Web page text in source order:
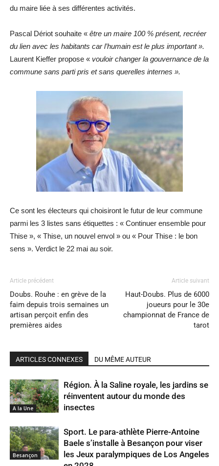
du maire liée à ses différentes activités.
Pascal Dériot souhaite « être un maire 100 % présent, recréer
du lien avec les habitants car l’humain est le plus important ».
Laurent Kieffer propose « vouloir changer la gouvernance de la
commune sans parti pris et sans querelles internes ».
Ce sont les électeurs qui choisiront le futur de leur commune
parmi les 3 listes sans étiquettes : « Continuer ensemble pour
Thise », « Thise, un nouvel envol » ou « Pour Thise : le bon
sens ». Verdict le 22 mai au soir.
Article précédent
Doubs. Rouhe : en grève de la
faim depuis trois semaines un
artisan perçoit enfin des
premières aides
Article suivant
Haut-Doubs. Plus de 6000
joueurs pour le 30e
championnat de France de
tarot
ARTICLES CONNEXES DU MÊME AUTEUR
A la Une
Région. À la Saline royale, les jardins se
réinventent autour du monde des
insectes
Besançon
Sport. Le para-athlète Pierre-Antoine
Baele s’installe à Besançon pour viser
les Jeux paralympiques de Los Angeles